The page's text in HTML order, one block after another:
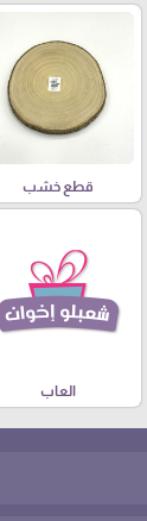
قطع خشب
العاب